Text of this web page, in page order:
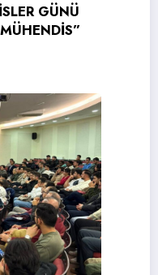
GÜNÜ